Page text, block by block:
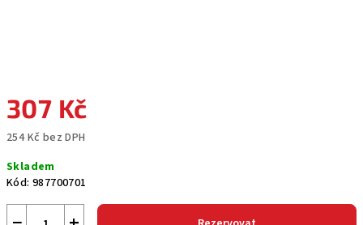
307 Kč
254 Kč bez DPH
cena:
Skladem
Kód: 987700701